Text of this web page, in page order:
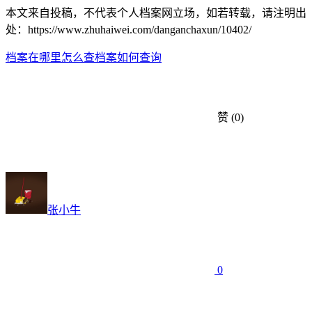
本文来自投稿，不代表个人档案网立场，如若转载，请注明出
处：https://www.zhuhaiwei.com/danganchaxun/10402/
档案在哪里怎么查档案如何查询
赞 (0)
张小牛
0